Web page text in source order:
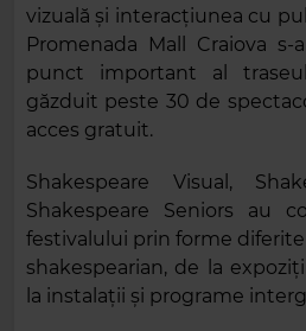
vizuală și interacțiunea cu
Promenada Mall Craiova
punct important al
găzduit peste 30 de
acces gratuit.
Shakespeare Visual,
Shakespeare Seniors au
festivalului prin forme diferite
shakespearian, de la
la instalații și programe